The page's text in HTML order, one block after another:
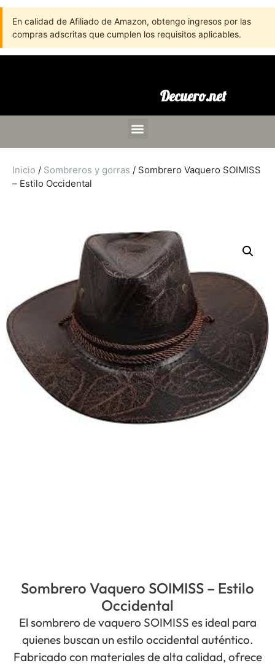
En calidad de Afiliado de Amazon, obtengo ingresos por las
compras adscritas que cumplen los requisitos aplicables.
Decuero.net
Inicio / Sombreros y gorras / Sombrero Vaquero SOIMISS
– Estilo Occidental
Sombrero Vaquero SOIMISS – Estilo
Occidental
El sombrero de vaquero SOIMISS es ideal para
quienes buscan un estilo occidental auténtico.
Fabricado con materiales de alta calidad, ofrece